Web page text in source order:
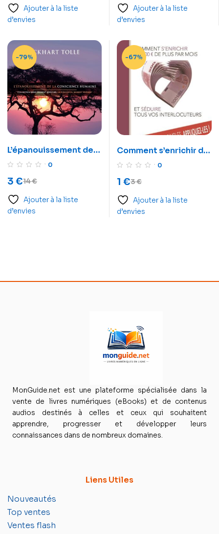
Ajouter à la liste
d’envies
Ajouter à la liste
d’envies
-79%
L’épanouissement de
la conscience humaine
0
14€
3 €
Ajouter à la liste
d’envies
-67%
Comment s’enrichir de
500 euros de plus par
vos interlocuteurs –
Livre audio
0
3€
1 €
Ajouter à la liste
d’envies
MonGuide.net est une plateforme spécialisée dans la
vente de livres numériques (eBooks) et de contenus
audios destinés à celles et ceux qui souhaitent
apprendre, progresser et développer leurs
connaissances dans de nombreux domaines.
Liens Utiles
Nouveautés
Top ventes
Ventes flash